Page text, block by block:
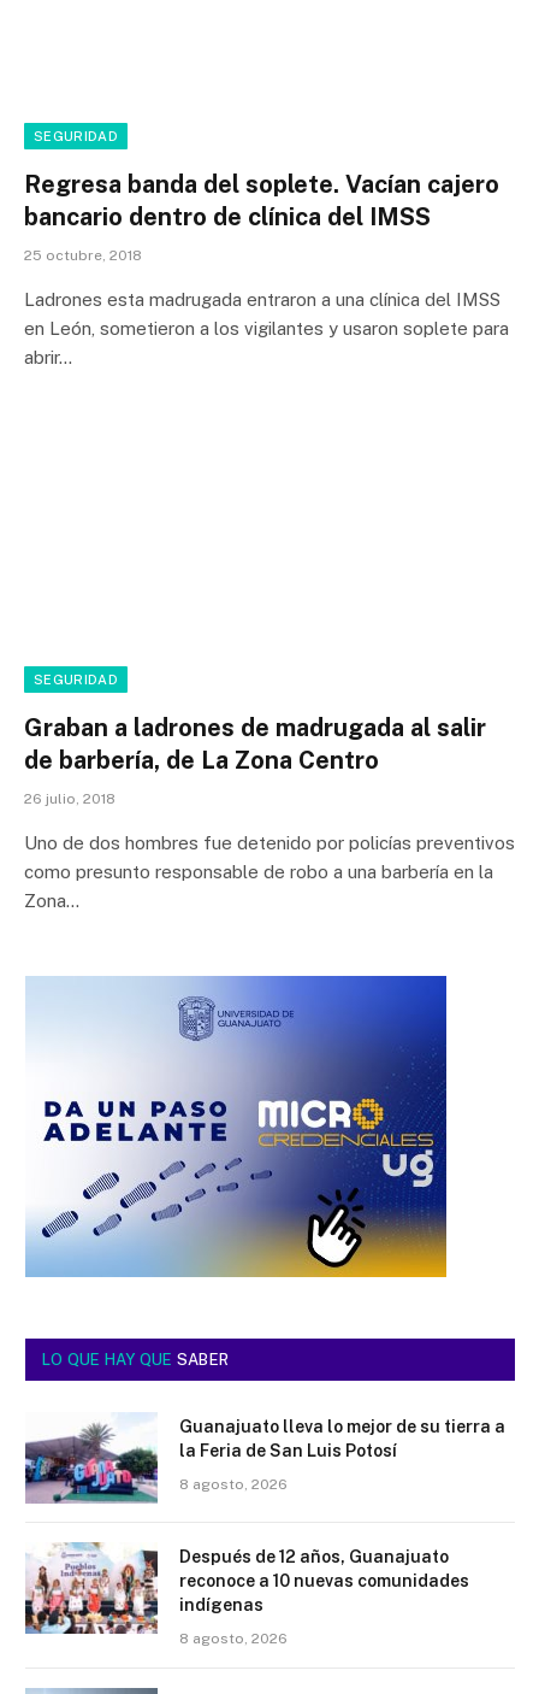
SEGURIDAD
Regresa banda del soplete. Vacían cajero
bancario dentro de clínica del IMSS
25 octubre, 2018
Ladrones esta madrugada entraron a una clínica del IMSS
en León, sometieron a los vigilantes y usaron soplete para
abrir…
SEGURIDAD
Graban a ladrones de madrugada al salir
de barbería, de La Zona Centro
26 julio, 2018
Uno de dos hombres fue detenido por policías preventivos
como presunto responsable de robo a una barbería en la
Zona…
LO QUE HAY QUE SABER
Guanajuato lleva lo mejor de su tierra a
la Feria de San Luis Potosí
8 agosto, 2026
Después de 12 años, Guanajuato
reconoce a 10 nuevas comunidades
indígenas
8 agosto, 2026